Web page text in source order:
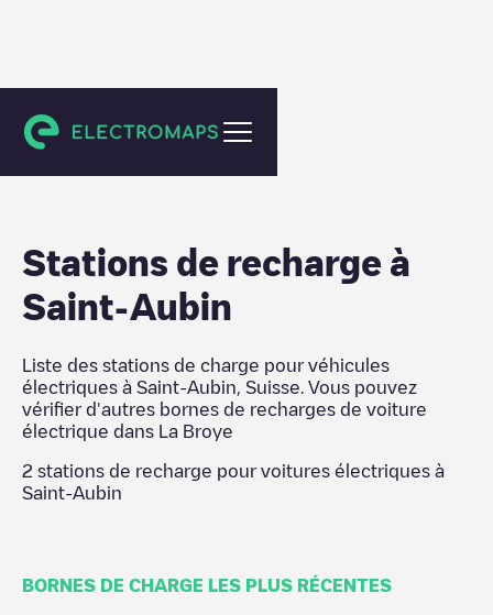
La Broye
Stations de recharge à
Saint-Aubin
Liste des stations de charge pour véhicules
électriques à Saint-Aubin Suisse . Vous pouvez
vérifier d'autres bornes de recharges de voiture
électrique dans
La Broye
2 stations de recharge pour voitures électriques à
Saint-Aubin
BORNES DE CHARGE LES PLUS RÉCENTES